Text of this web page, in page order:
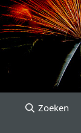
Zoeken